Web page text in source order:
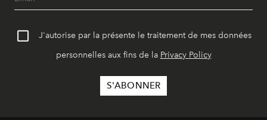
J'autorise par la présente le traitement de mes données
personnelles aux fins de la Privacy Policy